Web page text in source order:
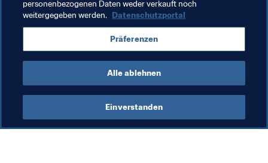
United Arab Emirates Oman Qatar
Bahrain Iraq
personenbezogenen Daten weder verkauft noch
weitergegeben werden. Datenschutzportal
Präferenzen
Alle ablehnen
Einverstanden